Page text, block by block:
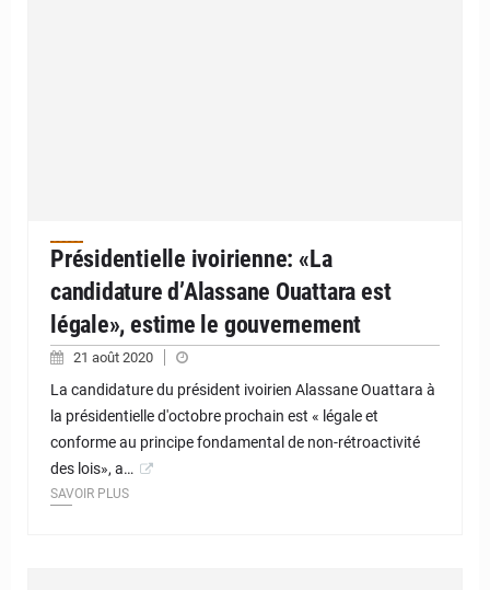
Présidentielle ivoirienne: «La
candidature d’Alassane Ouattara est
légale», estime le gouvernement
21 août 2020
La candidature du président ivoirien Alassane Ouattara à
la présidentielle d'octobre prochain est « légale et
conforme au principe fondamental de non-rétroactivité
des lois», a…
SAVOIR PLUS